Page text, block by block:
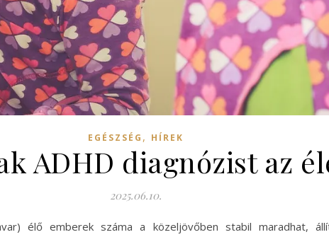
EGÉSZSÉG , HÍREK
ADHD diagnózist az
2025.06.10.
élő emberek száma a közeljövőben stabil maradhat,